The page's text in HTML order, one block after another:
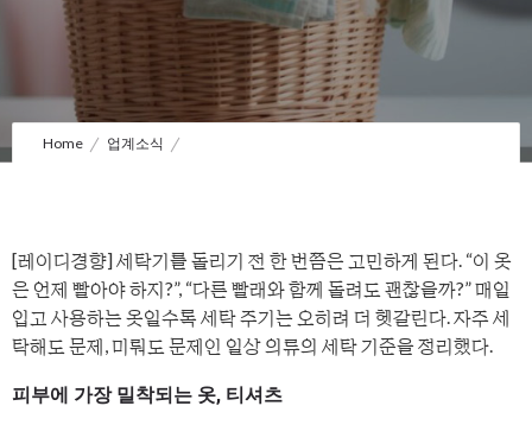
Home 업계소식
[레이디경향] 세탁기를 돌리기 전 한 번쯤은 고민하게 된다. “이 옷
은 언제 빨아야 하지?”, “다른 빨래와 함께 돌려도 괜찮을까?” 매일
입고 사용하는 옷일수록 세탁 주기는 오히려 더 헷갈린다. 자주 세
탁해도 문제, 미뤄도 문제인 일상 의류의 세탁 기준을 정리했다.
피부에 가장 밀착되는 옷, 티셔츠